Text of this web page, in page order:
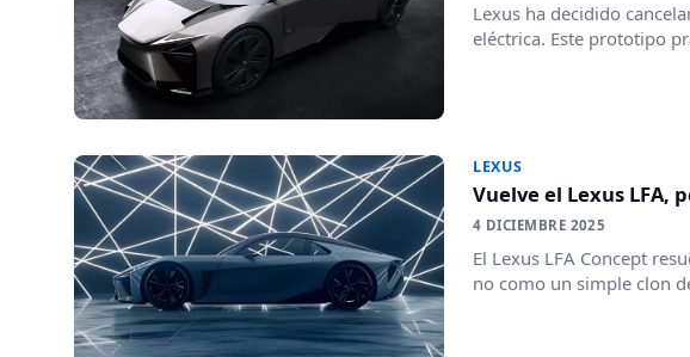
Lexus ha decidido
eléctrica. Este prototipo
LEXUS
Vuelve el Lexus LFA,
4 DICIEMBRE 2025
El Lexus LFA Concept
no como un simple clon